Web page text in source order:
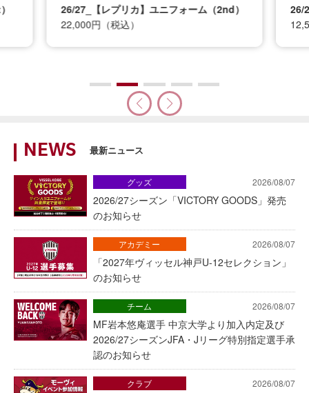
26/27_【レプリカ】ユニフォーム（2nd）
22,000円（税込）
26/
NEWS 最新ニュース
2026/08/07
2026/27シーズン「VICTORY GOODS」発売
のお知らせ
グッズ
2026/08/07
「2027年ヴィッセル神戸U-12セレクション」
のお知らせ
アカデミー
2026/08/07
MF岩本悠庵選手 中京大学より加入内定及び
2026/27シーズンJFA・Jリーグ特別指定選手承
認のお知らせ
チーム
2026/08/07
クラブ